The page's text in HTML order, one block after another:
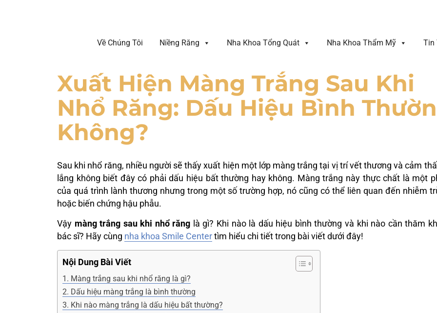
Về Chúng Tôi Niềng Răng Nha Khoa Tổng Quát Nha Khoa Thẩm Mỹ Tin
Xuất Hiện Màng Trắng Sau Khi
Nhổ Răng: Dấu Hiệu Bình
Không?
Sau khi nhổ răng, nhiều người sẽ thấy xuất hiện một lớp màng trắng tại vị trí vết thương và cảm
lắng không biết đây có phải dấu hiệu bất thường hay không. Màng trắng này thực chất là một
của quá trình lành thương nhưng trong một số trường hợp, nó cũng có thể liên quan đến nhiễm
hoặc biến chứng hậu phẫu.
Vậy màng trắng sau khi nhổ răng là gì? Khi nào là dấu hiệu bình thường và khi nào cần thăm
bác sĩ? Hãy cùng nha khoa Smile Centertìm hiểu chi tiết trong bài viết dưới đây!
Nội Dung Bài Viết
1. Màng trắng sau khi nhổ răng là gì?
2. Dấu hiệu màng trắng là bình thường
3. Khi nào màng trắng là dấu hiệu bất thường?